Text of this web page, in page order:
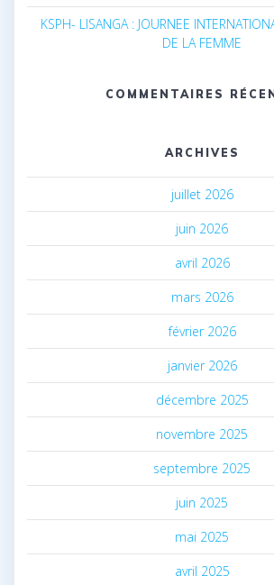
KSPH- LISANGA : JOURNEE
DE LA FEMME
COMMENTAIRES
ARCHIVES
juillet 2026
juin 2026
avril 2026
mars 2026
février 2026
janvier 2026
décembre 2025
novembre 2025
septembre 2025
juin 2025
mai 2025
avril 2025